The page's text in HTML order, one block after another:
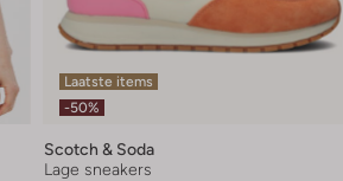
Laatste items
-50%
Scotch & Soda
Lage sneakers